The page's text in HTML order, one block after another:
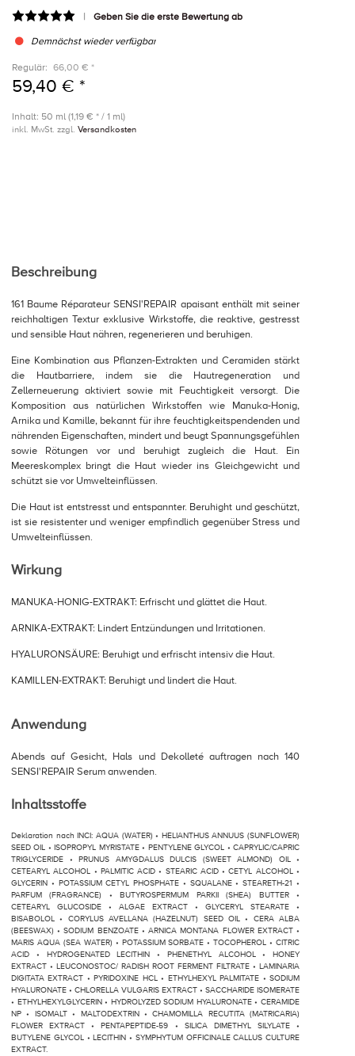
Geben Sie die erste Bewertung ab
Demnächst wieder verfügbar
Regulär: 66,00 € *
59,40 € *
Inhalt: 50 ml (1,19 € * / 1 ml)
inkl. MwSt. zzgl. Versandkosten
Beschreibung
161 Baume Réparateur SENSI'REPAIR apaisant enthält mit seiner
reichhaltigen Textur exklusive Wirkstoffe, die reaktive, gestresst
und sensible Haut nähren, regenerieren und beruhigen.
Eine Kombination aus Pflanzen-Extrakten und Ceramiden stärkt
die Hautbarriere, indem sie die Hautregeneration und
Zellerneuerung aktiviert sowie mit Feuchtigkeit versorgt. Die
Komposition aus natürlichen Wirkstoffen wie Manuka-Honig,
Arnika und Kamille, bekannt für ihre feuchtigkeitspendenden und
nährenden Eigenschaften, mindert und beugt Spannungsgefühlen
sowie Rötungen vor und beruhigt zugleich die Haut. Ein
Meereskomplex bringt die Haut wieder ins Gleichgewicht und
schützt sie vor Umwelteinflüssen.
Die Haut ist entstresst und entspannter. Beruhight und geschützt,
ist sie resistenter und weniger empfindlich gegenüber Stress und
Umwelteinflüssen.
Wirkung
MANUKA-HONIG-EXTRAKT: Erfrischt und glättet die Haut.
ARNIKA-EXTRAKT: Lindert Entzündungen und Irritationen.
HYALURONSÄURE: Beruhigt und erfrischt intensiv die Haut.
KAMILLEN-EXTRAKT: Beruhigt und lindert die Haut.
Anwendung
Abends auf Gesicht, Hals und Dekolleté auftragen nach 140
SENSI'REPAIR Serum anwenden.
Inhaltsstoffe
Deklaration nach INCI: AQUA (WATER) • HELIANTHUS ANNUUS (SUNFLOWER)
SEED OIL • ISOPROPYL MYRISTATE • PENTYLENE GLYCOL • CAPRYLIC/CAPRIC
TRIGLYCERIDE • PRUNUS AMYGDALUS DULCIS (SWEET ALMOND) OIL •
CETEARYL ALCOHOL • PALMITIC ACID • STEARIC ACID • CETYL ALCOHOL •
GLYCERIN • POTASSIUM CETYL PHOSPHATE • SQUALANE • STEARETH-21 •
PARFUM (FRAGRANCE) • BUTYROSPERMUM PARKII (SHEA) BUTTER •
CETEARYL GLUCOSIDE • ALGAE EXTRACT • GLYCERYL STEARATE •
BISABOLOL • CORYLUS AVELLANA (HAZELNUT) SEED OIL • CERA ALBA
(BEESWAX) • SODIUM BENZOATE • ARNICA MONTANA FLOWER EXTRACT •
MARIS AQUA (SEA WATER) • POTASSIUM SORBATE • TOCOPHEROL • CITRIC
ACID • HYDROGENATED LECITHIN • PHENETHYL ALCOHOL • HONEY
EXTRACT • LEUCONOSTOC/ RADISH ROOT FERMENT FILTRATE • LAMINARIA
DIGITATA EXTRACT • PYRIDOXINE HCL • ETHYLHEXYL PALMITATE • SODIUM
HYALURONATE • CHLORELLA VULGARIS EXTRACT • SACCHARIDE ISOMERATE
• ETHYLHEXYLGLYCERIN • HYDROLYZED SODIUM HYALURONATE • CERAMIDE
NP • ISOMALT • MALTODEXTRIN • CHAMOMILLA RECUTITA (MATRICARIA)
FLOWER EXTRACT • PENTAPEPTIDE-59 • SILICA DIMETHYL SILYLATE •
BUTYLENE GLYCOL • LECITHIN • SYMPHYTUM OFFICINALE CALLUS CULTURE
EXTRACT.